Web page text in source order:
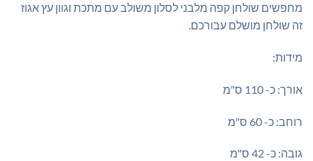
מחפשים שולחן קפה מלבני לסלון משולב עם מתכת וגוון עץ אגוז
זה שולחן מושלם עבורכם.
מידות:
אורך: כ- 110 ס"מ
רוחב: כ- 60 ס"מ
גובה: כ- 42 ס"מ